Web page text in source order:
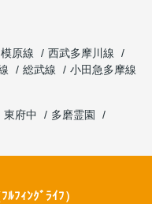
原線
西武多摩川線
総武線
小田急多摩線
東府中
多磨霊園
ﾌｨﾝｸﾞﾗｲﾌ）